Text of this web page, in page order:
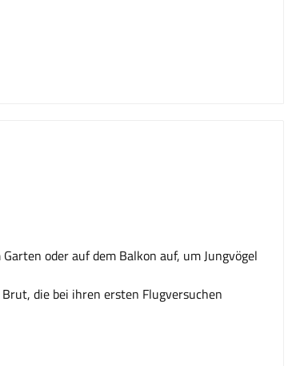
oder auf dem Balkon auf, um Jungvögel
die bei ihren ersten Flugversuchen